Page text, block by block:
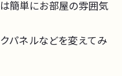
簡単にお部屋の雰囲気
パネルなどを変えてみ